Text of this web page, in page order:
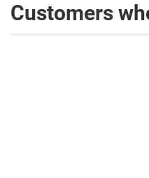
Customers